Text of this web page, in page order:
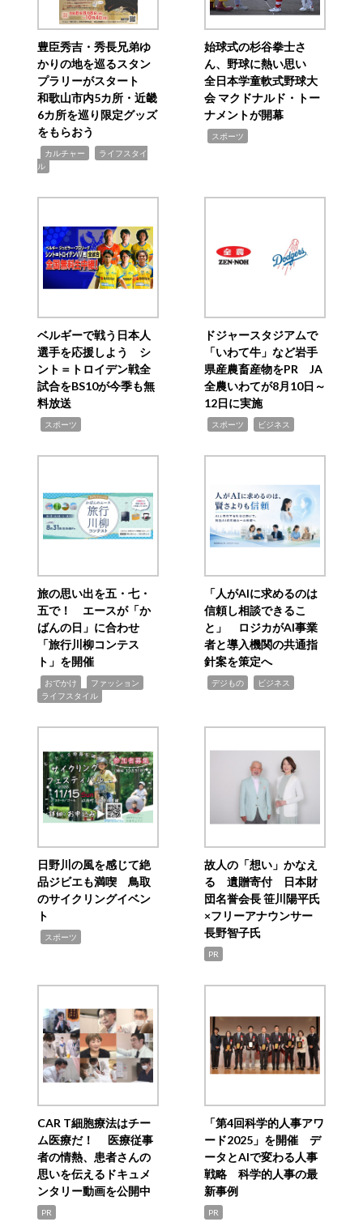
豊臣秀吉・秀長兄弟ゆ
かりの地を巡るスタン
プラリーがスタート
和歌山市内5カ所・近畿
6カ所を巡り限定グッズ
をもらおう
カルチャー
ライフスタイ
ル
始球式の杉谷拳士さ
ん、野球に熱い思い
全日本学童軟式野球大
会 マクドナルド・トー
ナメントが開幕
スポーツ
ベルギーで戦う日本人
選手を応援しよう シ
ント＝トロイデン戦全
試合をBS10が今季も無
料放送
スポーツ
ドジャースタジアムで
「いわて牛」など岩手
県産農畜産物をPR JA
全農いわてが8月10日～
12日に実施
スポーツ ビジネス
旅の思い出を五・七・
五で！ エースが「か
ばんの日」に合わせ
「旅行川柳コンテス
ト」を開催
おでかけ ファッション
ライフスタイル
「人がAIに求めるのは
信頼し相談できるこ
と」 ロジカがAI事業
者と導入機関の共通指
針案を策定へ
デジもの ビジネス
日野川の風を感じて絶
品ジビエも満喫 鳥取
のサイクリングイベン
ト
スポーツ
故人の「想い」かなえ
る 遺贈寄付 日本財
団名誉会長 笹川陽平氏
×フリーアナウンサー
長野智子氏
PR
CAR T細胞療法はチー
ム医療だ！ 医療従事
者の情熱、患者さんの
思いを伝えるドキュメ
ンタリー動画を公開中
PR
「第4回科学的人事アワ
ード2025」を開催 デ
ータとAIで変わる人事
戦略 科学的人事の最
新事例
PR